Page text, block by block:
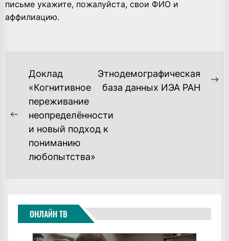
письме укажите, пожалуйста, свои ФИО и
аффилиацию.
НАВИГАЦИЯ
ЗАПИСЯМ
Previous
post:
Доклад
«Когнитивное
переживание
неопределённости
и новый подход к
пониманию
любопытства»
Этнодемографическая
база данных ИЭА РАН
ОНЛАЙН ТВ